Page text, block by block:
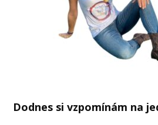
Dodnes si vzpomínám na